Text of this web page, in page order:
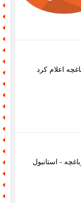
اعلام کرد
فنرباغچه - استانبول